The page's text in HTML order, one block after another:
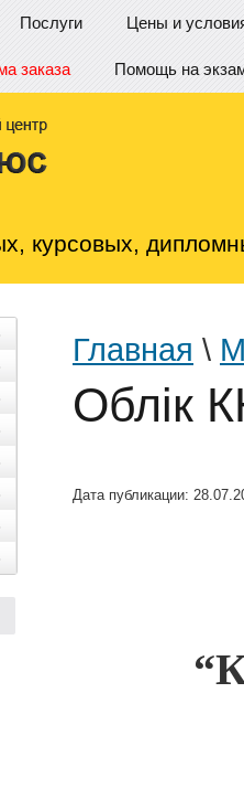
Послуги Цены и
заказа Помощь на
курсовых,
Главная \
Облік
Дата публикации: